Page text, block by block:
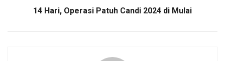
14 Hari, Operasi Patuh Candi 2024 di Mulai